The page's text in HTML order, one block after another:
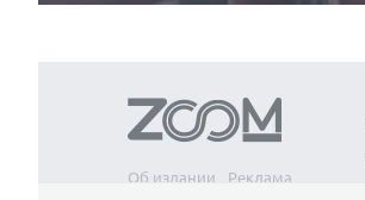
Покупка б/у смартфона — это поиск
15 минут объективно оценить состояние
аппарата и избежать дорогостоящих...
Об издании
Реклама